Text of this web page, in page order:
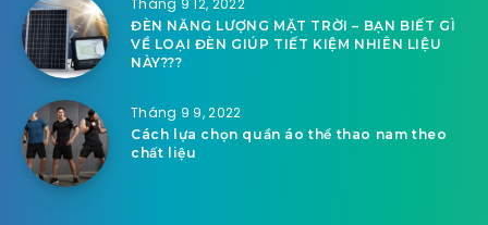
Tháng 9 12, 2022
ĐÈN NĂNG LƯỢNG MẶT TRỜI – BẠN BIẾT GÌ
VỀ LOẠI ĐÈN GIÚP TIẾT KIỆM NHIÊN LIỆU
NÀY???
Tháng 9 9, 2022
Cách lựa chọn quần áo thể thao nam theo
chất liệu